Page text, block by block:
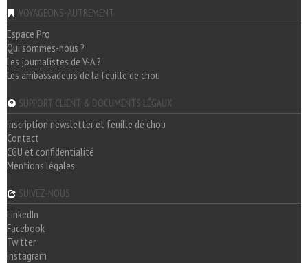
VOYAGEONS-AUTREMENT
Espace Pro
Qui sommes-nous ?
Les journalistes de V-A ?
Les ambassadeurs de la feuille de chou
SUPPORT CLIENT & DOCUMENTS LÉGAUX
Inscription newsletter et feuille de chou
Contact
CGU et confidentialité
Mentions légales
SUIVEZ-NOUS
LinkedIn
Facebook
Twitter
Instagram